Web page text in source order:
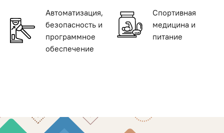
Автоматизация,
безопасность и
программное
обеспечение
Спортивная
медицина и
питание